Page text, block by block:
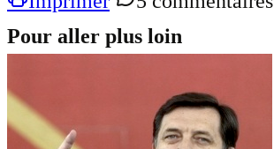
Pour aller plus loin